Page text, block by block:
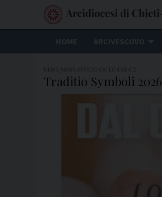
HOME ARCIVESCOVO
Traditio Symboli 2026